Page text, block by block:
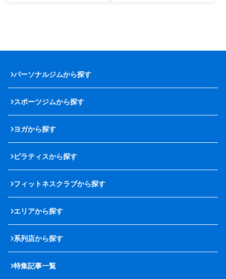
パーソナルジムから探す
スポーツジムから探す
ヨガから探す
ピラティスから探す
フィットネスクラブから探す
エリアから探す
系列店から探す
特集記事一覧